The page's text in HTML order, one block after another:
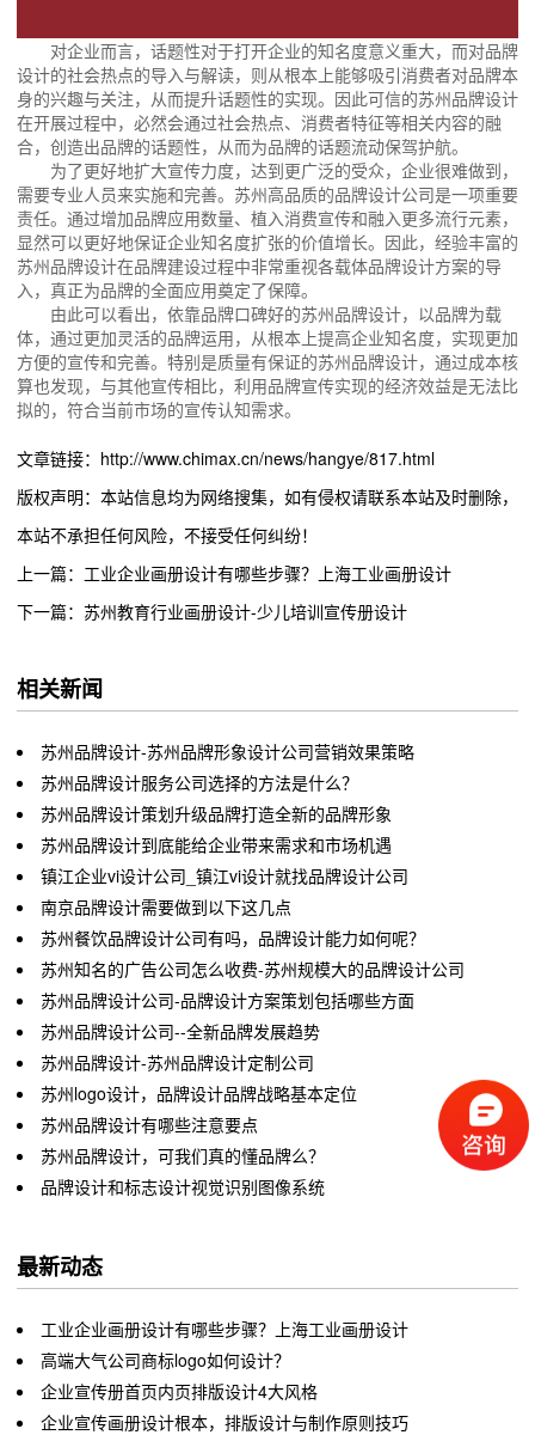
对企业而言，话题性对于打开企业的知名度意义重大，而对品牌
设计的社会热点的导入与解读，则从根本上能够吸引消费者对品牌本
身的兴趣与关注，从而提升话题性的实现。因此可信的苏州品牌设计
在开展过程中，必然会通过社会热点、消费者特征等相关内容的融
合，创造出品牌的话题性，从而为品牌的话题流动保驾护航。
为了更好地扩大宣传力度，达到更广泛的受众，企业很难做到，
需要专业人员来实施和完善。苏州高品质的品牌设计公司是一项重要
责任。通过增加品牌应用数量、植入消费宣传和融入更多流行元素，
显然可以更好地保证企业知名度扩张的价值增长。因此，经验丰富的
苏州品牌设计在品牌建设过程中非常重视各载体品牌设计方案的导
入，真正为品牌的全面应用奠定了保障。
由此可以看出，依靠品牌口碑好的苏州品牌设计，以品牌为载
体，通过更加灵活的品牌运用，从根本上提高企业知名度，实现更加
方便的宣传和完善。特别是质量有保证的苏州品牌设计，通过成本核
算也发现，与其他宣传相比，利用品牌宣传实现的经济效益是无法比
拟的，符合当前市场的宣传认知需求。
文章链接：http://www.chimax.cn/news/hangye/817.html
版权声明：本站信息均为网络搜集，如有侵权请联系本站及时删除，
本站不承担任何风险，不接受任何纠纷！
上一篇：工业企业画册设计有哪些步骤？上海工业画册设计
下一篇：苏州教育行业画册设计-少儿培训宣传册设计
相关新闻
苏州品牌设计-苏州品牌形象设计公司营销效果策略
苏州品牌设计服务公司选择的方法是什么？
苏州品牌设计策划升级品牌打造全新的品牌形象
苏州品牌设计到底能给企业带来需求和市场机遇
镇江企业vi设计公司_镇江vi设计就找品牌设计公司
南京品牌设计需要做到以下这几点
苏州餐饮品牌设计公司有吗，品牌设计能力如何呢？
苏州知名的广告公司怎么收费-苏州规模大的品牌设计公司
苏州品牌设计公司-品牌设计方案策划包括哪些方面
苏州品牌设计公司--全新品牌发展趋势
苏州品牌设计-苏州品牌设计定制公司
苏州logo设计，品牌设计品牌战略基本定位
苏州品牌设计有哪些注意要点
苏州品牌设计，可我们真的懂品牌么？
品牌设计和标志设计视觉识别图像系统
最新动态
工业企业画册设计有哪些步骤？上海工业画册设计
高端大气公司商标logo如何设计？
企业宣传册首页内页排版设计4大风格
企业宣传画册设计根本，排版设计与制作原则技巧